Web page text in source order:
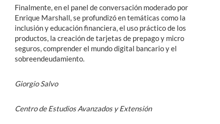
Finalmente, en el panel de conversación moderado por
Enrique Marshall, se profundizó en temáticas como la
inclusión y educación financiera, el uso práctico de los
productos, la creación de tarjetas de prepago y micro
seguros, comprender el mundo digital bancario y el
sobreendeudamiento.
Giorgio Salvo
Centro de Estudios Avanzados y Extensión